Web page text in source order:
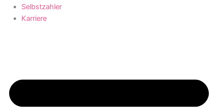
Selbstzahler
Karriere